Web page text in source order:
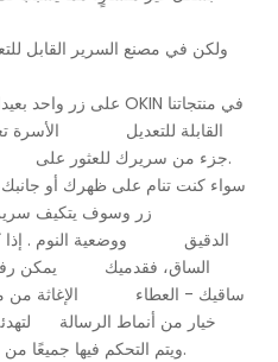
القابلة للتعديل الأسرة
جزء من سريرك للعثور على وضعية النوم الدقيقة التي تناسبك.
زر وسوف يتكيف سريرك
الدقيق ووضعية النوم . إذا
الساق، فقدميك يمكن
ساقيك - العطاء الإغاثة من
خيار من أنماط الرسالة
ويتم التحكم فيها جميعًا من خلالك هاتف سهل الاستخدام.